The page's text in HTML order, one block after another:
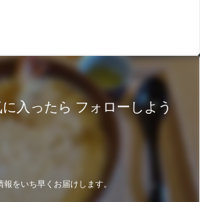
入ったら フォローしよう
報をいち早くお届けします。